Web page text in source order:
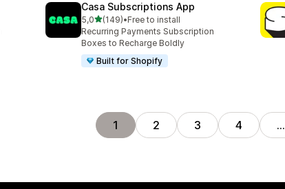
Casa Subscriptions App
5,0de 5 estrelas
(149)
149 total de avaliações
•Free to install
Recurring Payments Subscription
Boxes to Recharge Boldly
Built for Shopify
1 2 3 4 …